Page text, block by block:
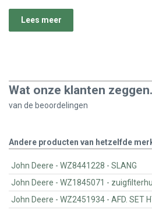
Lees meer
Wat onze klanten
van de beoordelingen
Andere producten van hetzelfde
John Deere - WZ8441228 - SLANG
John Deere - WZ1845071 -
John Deere -